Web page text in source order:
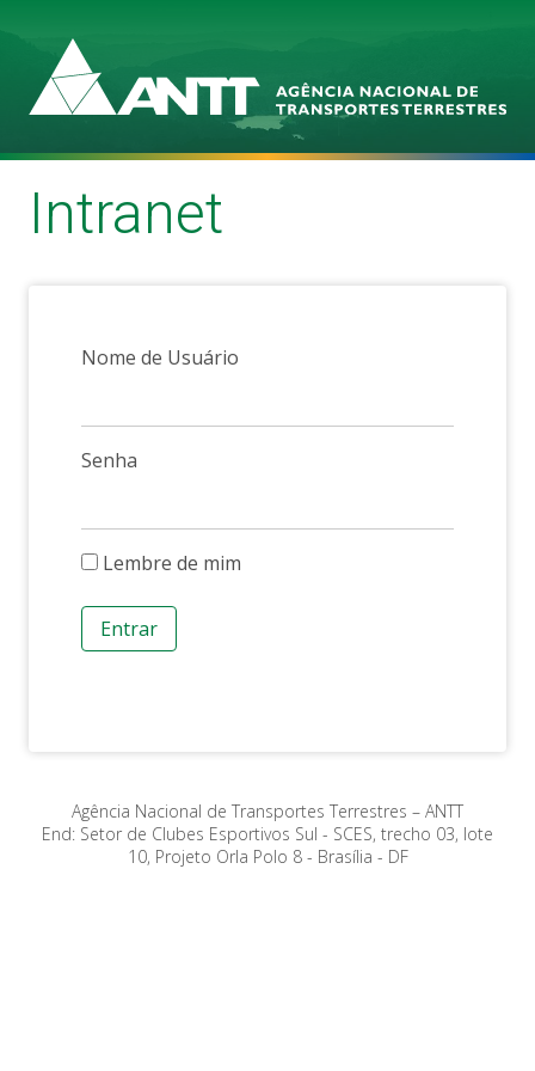
Intranet
Autenticação
Nome de Usuário
Senha
Lembre de mim
Entrar
Agência Nacional de Transportes Terrestres – ANTT
End: Setor de Clubes Esportivos Sul - SCES, trecho 03, lote
10, Projeto Orla Polo 8 - Brasília - DF